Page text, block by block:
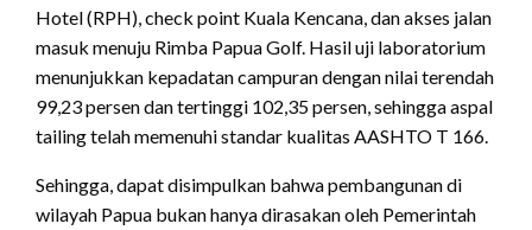
Hotel (RPH), check point Kuala Kencana, dan akses jalan
masuk menuju Rimba Papua Golf. Hasil uji laboratorium
menunjukkan kepadatan campuran dengan nilai terendah
99,23 persen dan tertinggi 102,35 persen, sehingga aspal
tailing telah memenuhi standar kualitas AASHTO T 166.
Sehingga, dapat disimpulkan bahwa pembangunan di
wilayah Papua bukan hanya dirasakan oleh Pemerintah